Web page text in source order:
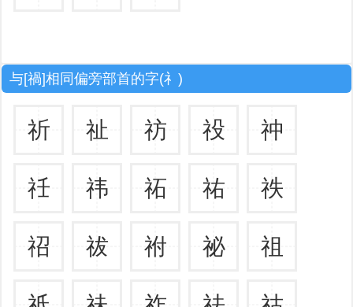
与[禍]相同偏旁部首的字(礻)
祈 祉 祊 祋 祌
祍 祎 祏 祐 祑
祒 祓 祔 祕 祖